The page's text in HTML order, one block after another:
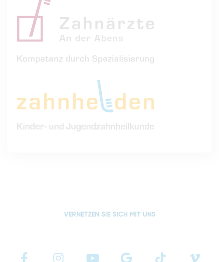
VERNETZEN SIE SICH MIT UNS